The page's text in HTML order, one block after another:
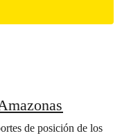
de posición de los